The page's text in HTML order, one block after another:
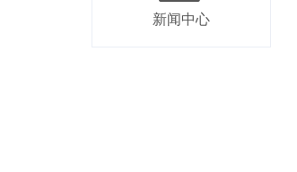
新闻中心